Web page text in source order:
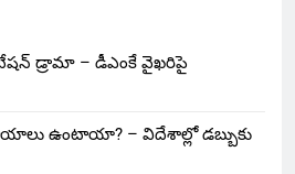
డ్రామా – డీఎంకే వైఖరిపై
ఉంటాయా? – విదేశాల్లో డబ్బుకు